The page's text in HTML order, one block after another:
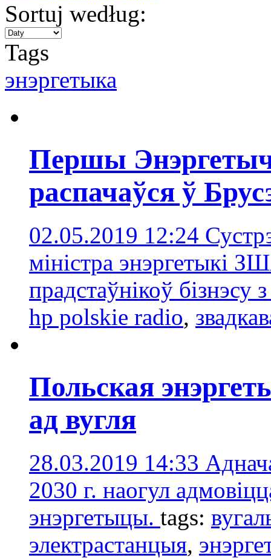
Sortuj według:
Tags
энэргетыка
Першы
распачаўся ў
02.05.2019 12:24
міністра энэргетыкі
прадстаўнікоў
hp polskie radio,
Польская
ад вугля
28.03.2019 14:33
2030 г. наогул
энэргетыцы. tags:
электрастанцыя,